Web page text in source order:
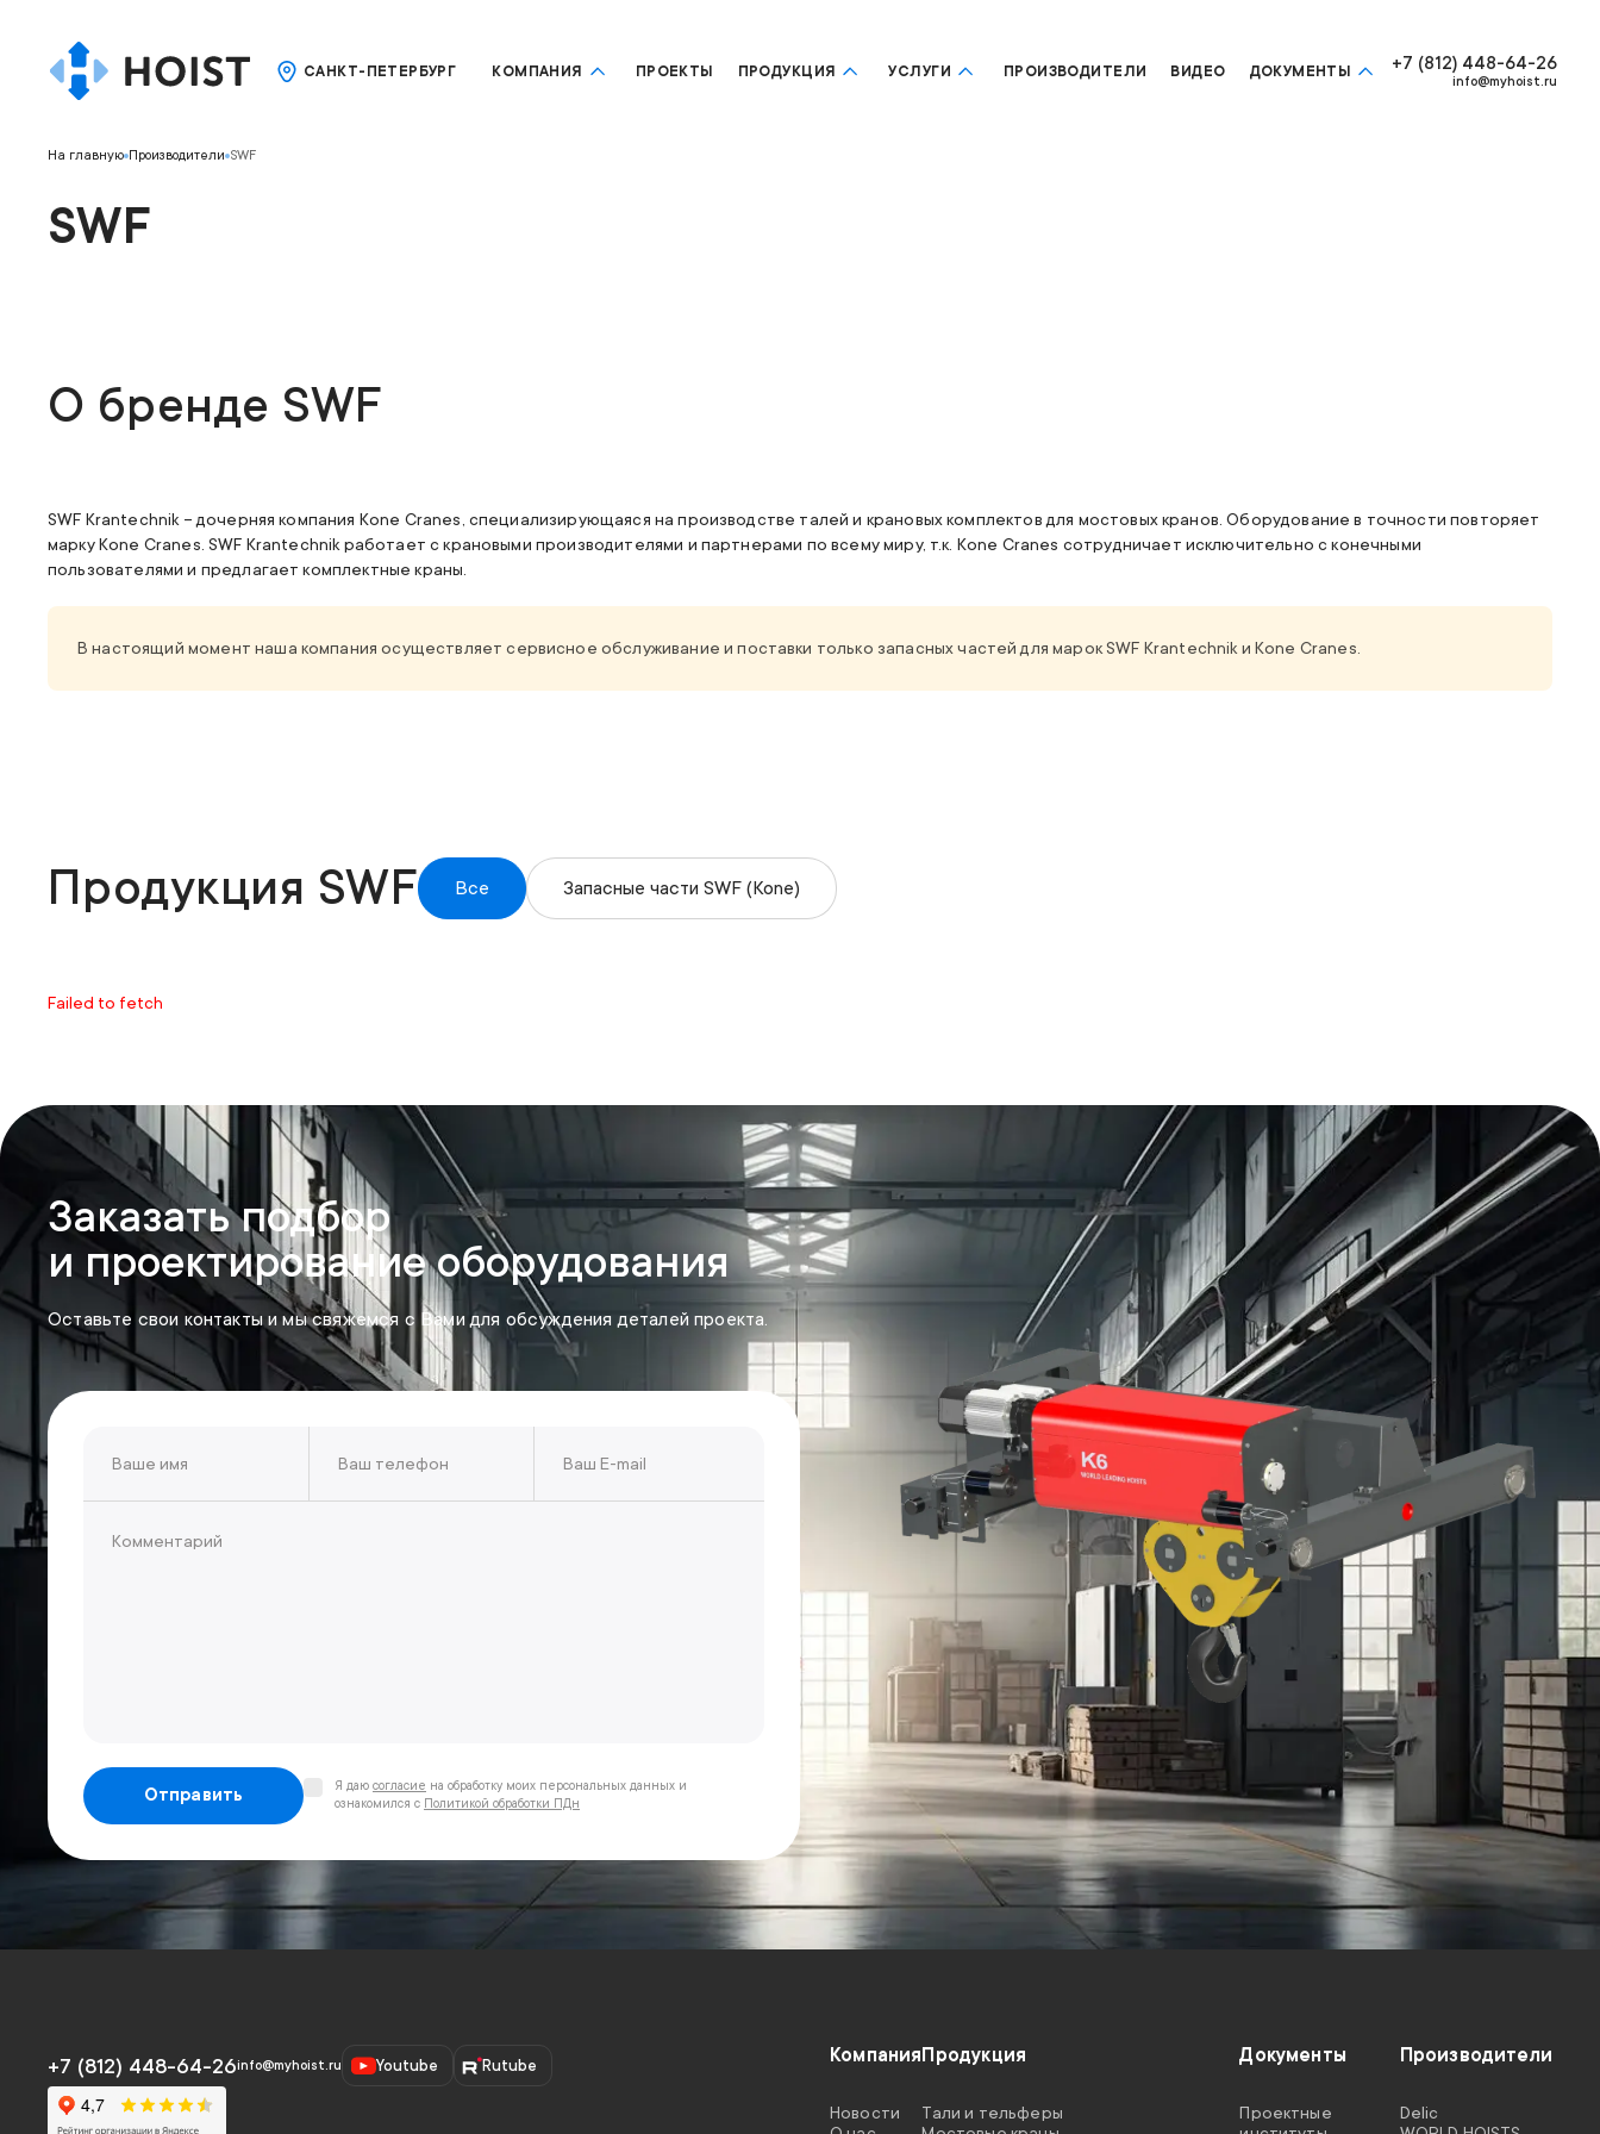
САНКТ-ПЕТЕРБУРГ КОМПАНИЯ ПРОЕКТЫ ПРОДУКЦИЯ УСЛУГИ ПРОИЗВОДИТЕЛИ ВИДЕО ДОКУМЕНТЫ +7 (812) 448-64-26
info@myhoist.ru
На главную Производители SWF
SWF
О бренде SWF
SWF Krantechnik – дочерняя компания Kone Cranes , специализирующаяся на производстве талей и крановых комплектов для мостовых кранов. Оборудование в точности повторяет
маркуKone Cranes. SWF Krantechnik работает с крановыми производителями и партнерами по всему миру, т.к. Kone Cranes сотрудничает исключительно с конечными
пользователями и предлагает комплектные краны.
В настоящий момент наша компания осуществляет сервисное обслуживание и поставки только запасных частей для марок SWF Krantechnik и Kone Cranes
Продукция SWF Все Запасные части SWF (Kone)
Failed to fetch
Заказать подбор
и проектирование оборудования
Оставьте свои контакты и мы свяжемся с Вами для обсуждения деталей проекта.
Отправить Я даю согласие на обработку моих персональных данных и
ознакомился с Политикой обработки ПДн
+7 (812) 448-64-26info@myhoist.ru Youtube Rutube Компания
Новости
Продукция
Тали и тельферы
Документы
Проектные
Производители
Delic